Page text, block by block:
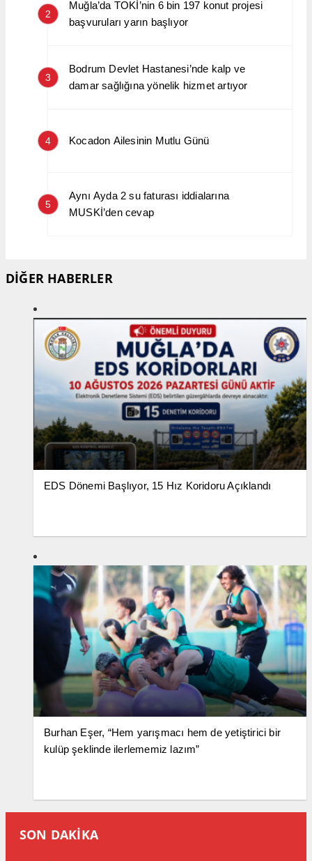
2
Muğla’da TOKİ’nin 6 bin 197 konut projesi
başvuruları yarın başlıyor
3
Bodrum Devlet Hastanesi’nde kalp ve
damar sağlığına yönelik hizmet artıyor
4 Kocadon Ailesinin Mutlu Günü
5
Aynı Ayda 2 su faturası iddialarına
MUSKİ’den cevap
DİĞER HABERLER
EDS Dönemi Başlıyor, 15 Hız Koridoru Açıklandı
Burhan Eşer, “Hem yarışmacı hem de yetiştirici bir
kulüp şeklinde ilerlememiz lazım”
SON DAKİKA